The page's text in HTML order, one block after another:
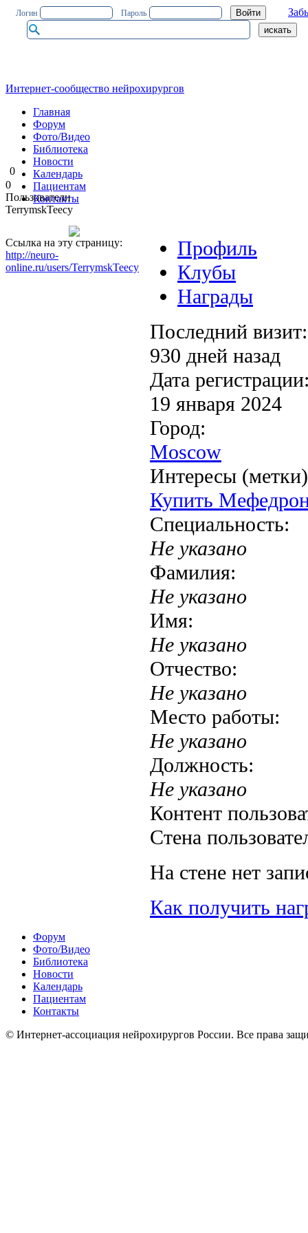
Логин Пароль
Интернет-сообщество нейрохирургов
Главная
Форум
Фото/Видео
Библиотека
Новости
Календарь
Пациентам
Контакты
0
0
Пользователи
TerrymskTeecy
Ссылка на эту страницу:
http://neuro-
online.ru/users/TerrymskTeecy
Профиль
Клубы
Награды
Последний визит:
930 дней назад
Дата
19 января 2024
Город:
Moscow
Интересы
Купить
Специальность:
Не указано
Фамилия:
Не указано
Имя:
Не указано
Отчество:
Не указано
Место работы:
Не указано
Должность:
Не указано
Контент
Стена
На стене нет
Как получить
Форум
Фото/Видео
Библиотека
Новости
Календарь
Пациентам
Контакты
© Интернет-ассоциация нейрохирургов России. Все права